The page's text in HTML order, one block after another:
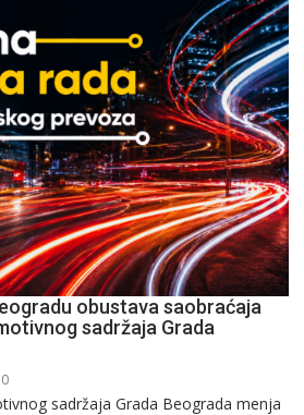
obustava saobraćaja
sadržaja Grada
0
sadržaja Grada Beograda menja